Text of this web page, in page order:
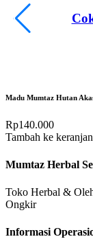
Madu Mumtaz Hutan
Rp140.000
Tambah ke
Mumtaz Herbal
Toko Herbal &
Ongkir
Informasi